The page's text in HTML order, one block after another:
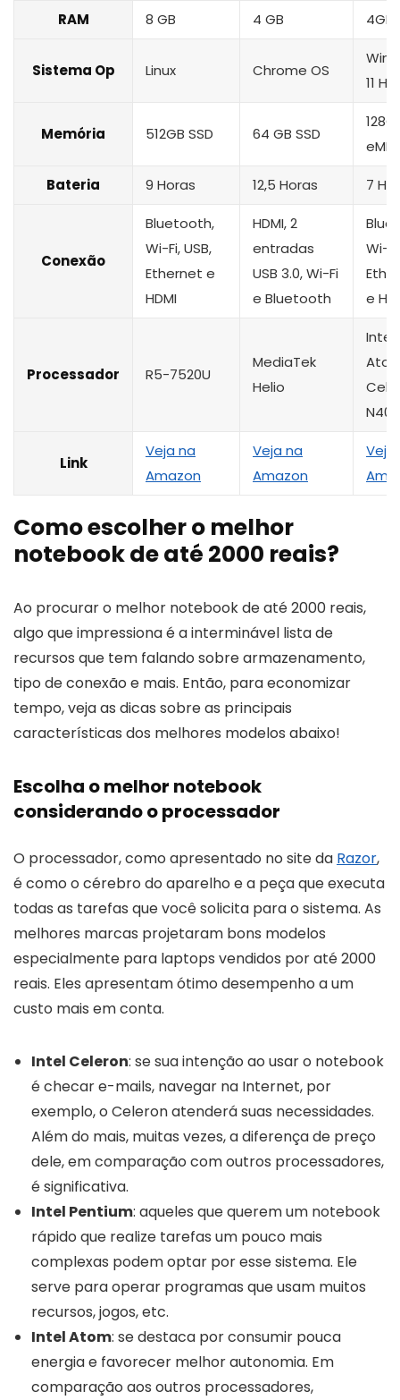
RAM 8 GB 4 GB 4GB
Sistema Op Linux Chrome OS
11
Memória 512GB SSD 64 GB SSD
Bateria 9 Horas 12,5 Horas ‎7
Conexão
Bluetooth,
Wi-Fi, USB,
Ethernet e
HDMI
HDMI, 2
entradas
USB 3.0, Wi-Fi
e Bluetooth
Wi-
e
Processador R5-7520U
MediaTek
Helio
Intel
Link
Veja na
Amazon
Veja na
Amazon
Veja
Como escolher o melhor
notebook de até 2000 reais?
Ao procurar o melhor notebook de até 2000 reais,
algo que impressiona é a interminável lista de
recursos que tem falando sobre armazenamento,
tipo de conexão e mais. Então, para economizar
tempo, veja as dicas sobre as principais
características dos melhores modelos abaixo!
Escolha o melhor notebook
considerando o processador
O processador, como apresentado no site da Razor,
é como o cérebro do aparelho e a peça que executa
todas as tarefas que você solicita para o sistema. As
melhores marcas projetaram bons modelos
especialmente para laptops vendidos por até 2000
reais. Eles apresentam ótimo desempenho a um
custo mais em conta.
Intel Celeron: se sua intenção ao usar o notebook
é checar e-mails, navegar na Internet, por
exemplo, o Celeron atenderá suas necessidades.
Além do mais, muitas vezes, a diferença de preço
dele, em comparação com outros processadores,
é significativa.
Intel Pentium: aqueles que querem um notebook
rápido que realize tarefas um pouco mais
complexas podem optar por esse sistema. Ele
serve para operar programas que usam muitos
recursos, jogos, etc.
Intel Atom: se destaca por consumir pouca
energia e favorecer melhor autonomia. Em
comparação aos outros processadores,